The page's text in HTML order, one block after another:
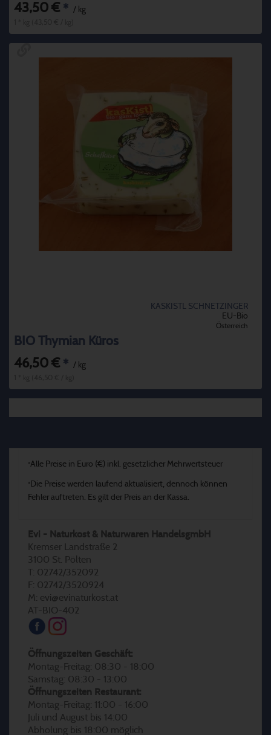
43,50 € * / kg
KASKISTL SCHNETZINGER
EU-Bio
Österreich
BIO Thymian Küros
46,50 € * / kg
*Alle Preise in Euro (€) inkl. gesetzlicher Mehrwertsteuer
* Die Preise werden laufend aktualisiert, dennoch können
Fehler auftreten. Es gilt der Preis an der Kassa.
Evi - Naturkost & Naturwaren HandelsgmbH
Kremser Landstraße 2
3100 St. Pölten
T: 02742/352092
F: 02742/3520924
M: evi@evinaturkost.at
AT-BIO-402
Öffnungszeiten Geschäft:
Montag-Freitag: 08:30 - 18:00
Samstag: 08:30 - 13:00
Öffnungszeiten Restaurant:
Montag-Freitag: 11:00 - 16:00
Juli und August bis 14:00
Abholung bis 18:00 möglich